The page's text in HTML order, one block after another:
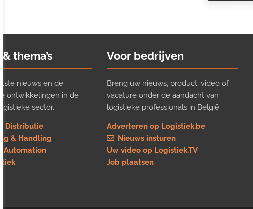
& thema’s
nieuws en de
ontwikkelingen in de
sector.
Distributie
& Handling
Automation
Voor bedrijven
Breng uw nieuws, product, video of
vacature onder de aandacht van
logistieke professionals in België.
Adverteren op Logistiek.be
Nieuws insturen
Uw video op Logistiek.TV
Job plaatsen